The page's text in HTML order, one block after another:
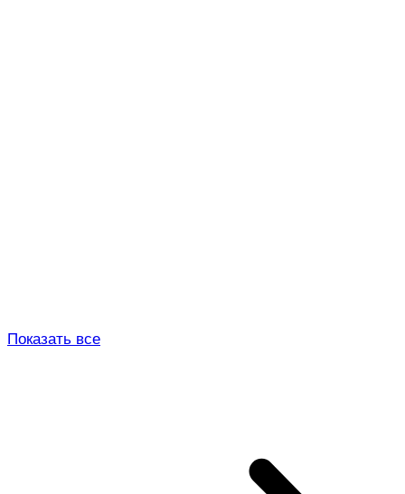
Показать все